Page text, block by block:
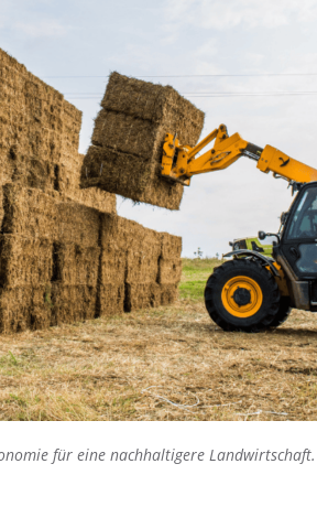
für eine nachhaltigere Landwirtschaft.